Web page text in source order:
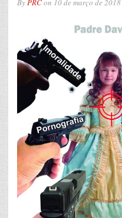
ByPRCon 10 de março de 2018